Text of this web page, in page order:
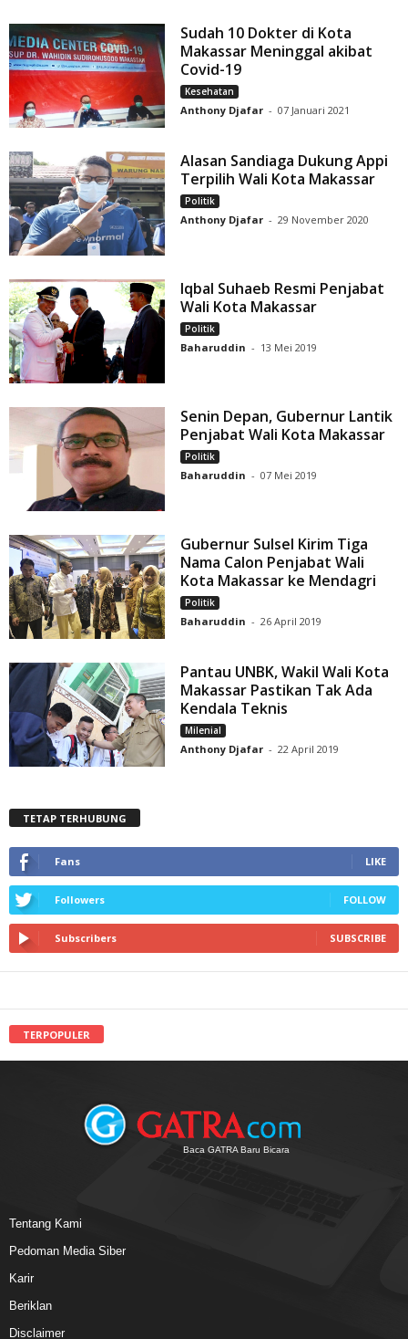
Sudah 10 Dokter di Kota
Makassar Meninggal akibat
Covid-19
Kesehatan
Anthony Djafar - 07 Januari 2021
Alasan Sandiaga Dukung Appi
Terpilih Wali Kota Makassar
Politik
Anthony Djafar - 29 November 2020
Iqbal Suhaeb Resmi Penjabat
Wali Kota Makassar
Politik
Baharuddin - 13 Mei 2019
Senin Depan, Gubernur Lantik
Penjabat Wali Kota Makassar
Politik
Baharuddin - 07 Mei 2019
Gubernur Sulsel Kirim Tiga
Nama Calon Penjabat Wali
Kota Makassar ke Mendagri
Politik
Baharuddin - 26 April 2019
Pantau UNBK, Wakil Wali Kota
Makassar Pastikan Tak Ada
Kendala Teknis
Milenial
Anthony Djafar - 22 April 2019
TETAP TERHUBUNG
Fans LIKE
Followers FOLLOW
Subscribers SUBSCRIBE
TERPOPULER
Baca GATRA Baru Bicara
Tentang Kami
Pedoman Media Siber
Karir
Beriklan
Disclaimer